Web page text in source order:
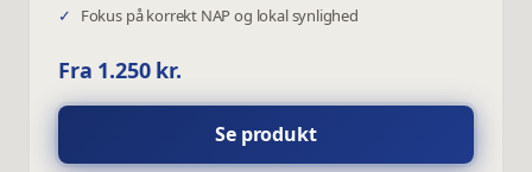
✓
Fokus på korrekt NAP og lokal synlighed
Fra 1.250 kr.
Se produkt